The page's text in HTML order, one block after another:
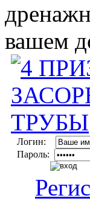
вашем
Логин:
Пароль: